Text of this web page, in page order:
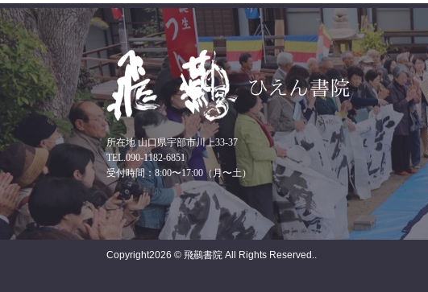
所在地 山口県宇部市川上33-37
TEL.090-1182-6851
受付時間：8:00〜17:00（月〜土）
Copyright2026 © 飛䴏書院 All Rights Reserved..